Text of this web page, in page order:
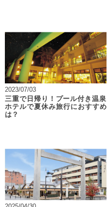
2023/07/03
三重で日帰り！プール付き温泉
ホテルで夏休み旅行におすすめ
は？